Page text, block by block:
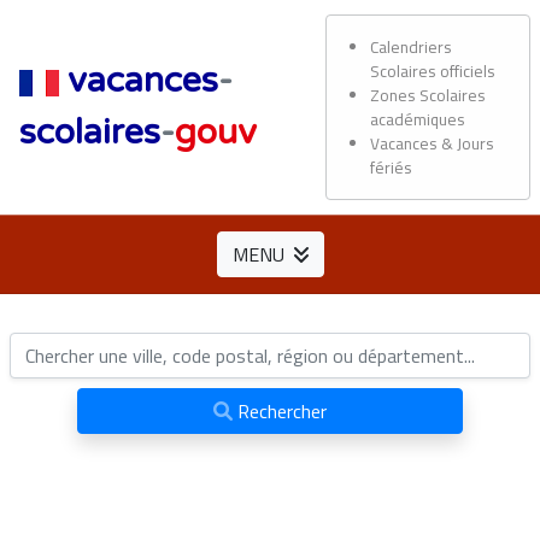
vacances-
scolaires-gouv
Calendriers
Scolaires officiels
Zones Scolaires
académiques
Vacances & Jours
fériés
MENU
Rechercher